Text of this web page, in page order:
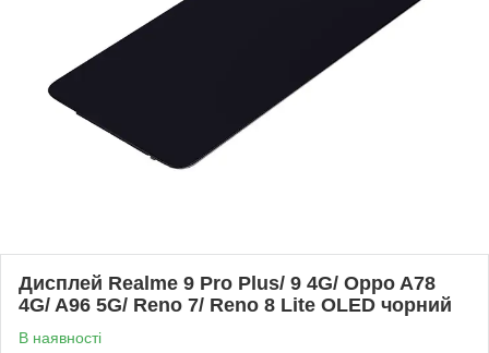
Дисплей Realme 9 Pro Plus/ 9 4G/ Oppo A78
4G/ A96 5G/ Reno 7/ Reno 8 Lite OLED чорний
В наявності